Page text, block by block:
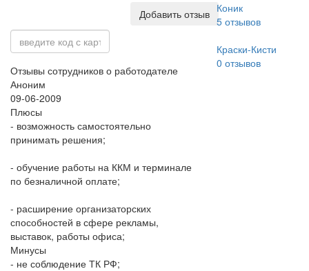
Добавить отзыв
Отзывы сотрудников о работодателе
Аноним
09-06-2009
Плюсы
- возможность самостоятельно
принимать решения;
- обучение работы на ККМ и терминале
по безналичной оплате;
- расширение организаторских
способностей в сфере рекламы,
выставок, работы офиса;
Минусы
- не соблюдение ТК РФ;
Коник
5отзывов
Краски-Кисти
0 отзывов